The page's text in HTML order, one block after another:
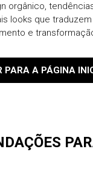
orgânico,
looks que
e
PARA A PÁGINA